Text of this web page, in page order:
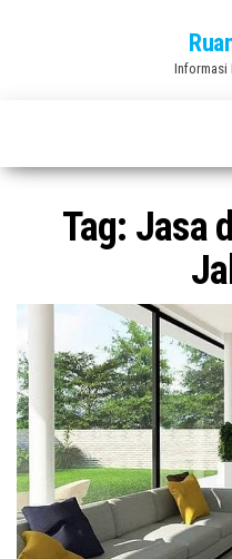
Informasi
Tag: Jasa